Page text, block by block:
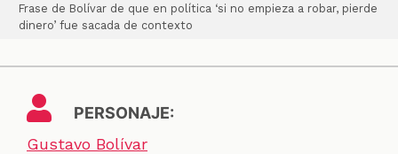
Frase de Bolívar de que en política ‘si no empieza a robar, pierde
dinero’ fue sacada de contexto
PERSONAJE:
Gustavo Bolívar